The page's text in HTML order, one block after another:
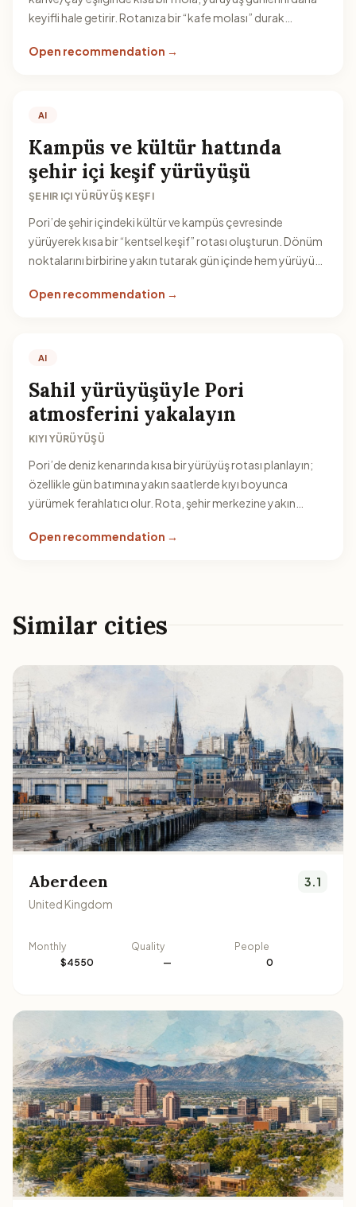
keyifli hale getirir. Rotanıza bir “kafe molası” durak
Open recommendation →
AI
Kampüs ve kültür hattında
şehir içi keşif yürüyüşü
ŞEHIR IÇI YÜRÜYÜŞ KEŞFI
Pori’de şehir içindeki kültür ve kampüs çevresinde
yürüyerek kısa bir “kentsel keşif” rotası oluşturun. Dönüm
noktalarını birbirine yakın tutarak gün içinde hem yürüyüş
Open recommendation →
AI
Sahil yürüyüşüyle Pori
atmosferini yakalayın
KIYI YÜRÜYÜŞÜ
Pori’de deniz kenarında kısa bir yürüyüş rotası planlayın;
özellikle gün batımına yakın saatlerde kıyı boyunca
yürümek ferahlatıcı olur. Rota, şehir merkezine yakın
Open recommendation →
Similar cities
Aberdeen
United Kingdom
3.1
Monthly
$4550
Quality
—
People
0